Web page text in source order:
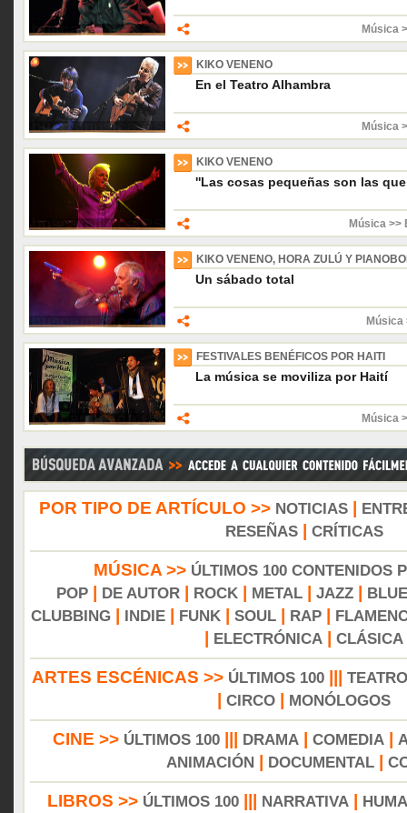
Música
KIKO VENENO
En el Teatro Alhambra
Música
KIKO VENENO
''Las cosas pequeñas son las
Música >>
KIKO VENENO, HORA ZULÚ Y
Un sábado total
Música
FESTIVALES BENÉFICOS POR HAITI
La música se moviliza por Haití
Música
POR TIPO DE ARTÍCULO >> NOTICIAS|
RESEÑAS| CRÍTICAS
MÚSICA >> ÚLTIMOS 100 CONTENIDOS
POP
DE AUTOR ROCK METAL JAZZ
CLUBBING
INDIE FUNK SOUL RAP
ELECTRÓNICA CLÁSICA
ARTES ESCÉNICAS >> ÚLTIMOS 100||| TEATRO
CIRCO MONÓLOGOS
CINE >> ÚLTIMOS 100 DRAMA COMEDIA
ANIMACIÓN
DOCUMENTAL|
LIBROS >> ÚLTIMOS 100 NARRATIVA